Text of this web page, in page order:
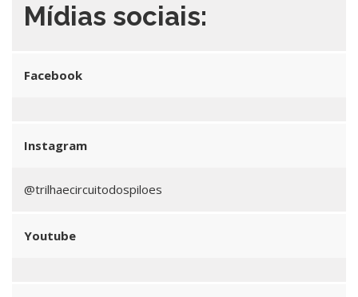
Mídias sociais:
Facebook
Instagram
@trilhaecircuitodospiloes
Youtube